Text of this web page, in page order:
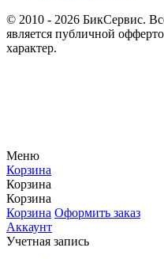
© 2010 - 2026 БикСервис.
является публичной
характер.
Меню
Корзина
Корзина
Корзина
Корзина Оформить заказ
Аккаунт
Учетная запись